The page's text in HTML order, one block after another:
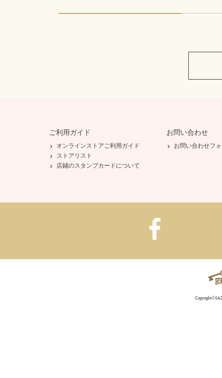
ご利用ガイド
オンラインストアご利用ガイド
ストアリスト
店鋪のスタンプカードについて
お問い合わせ
お問い合わせフ